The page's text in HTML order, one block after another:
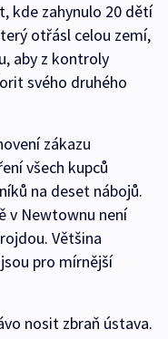
kde zahynulo 20 dětí
otřásl celou zemí,
aby z kontroly
svého druhého
zákazu
všech kupců
na deset nábojů.
v Newtownu není
Většina
pro mírnější
nosit zbraň ústava.